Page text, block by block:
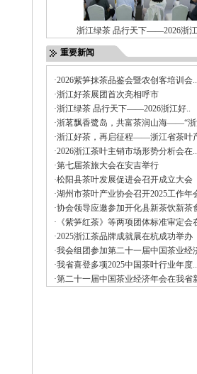
浙江绿茶 品行天下——2026浙
重要新闻
·2026紫笋抹茶品鉴会暨农创客培训会..
·浙江好茶展团首次亮相呼市
·浙江绿茶 品行天下——2026浙江好..
·浙茗飘香鹭岛，共富茶润山海——“浙
·浙江好茶，再启征程——浙江省茶叶
·2026浙江茶叶主销市场形势分析会在..
·第七届茶旅大会在安吉举行
·松阳县茶叶发展促进会召开成立大会
·湖州市茶叶产业协会召开2025工作年
·协会领导应邀参加开化县新茶饮新茶
·《紫笋红茶》等两项团体标准审定会
·2025浙江茶品牌成就展在杭成功举办
·我会组团参加第二十一届中国茶业经
·我省喜登多项2025中国茶叶行业年度..
·第二十一届中国茶业经济年会在我省